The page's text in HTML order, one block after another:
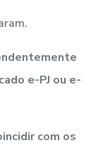
e-PJ ou e-
com os